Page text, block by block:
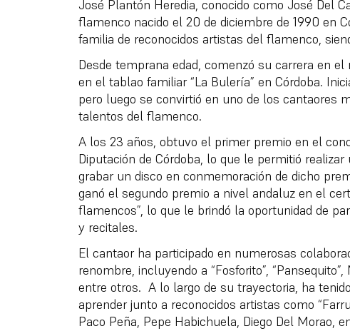
José Plantón Heredia, conocido como José Del
flamenco nacido el 20 de diciembre de 1990 en
familia de reconocidos artistas del flamenco,
Desde temprana edad, comenzó su carrera en
en el tablao familiar “La Bulería” en Córdoba.
pero luego se convirtió en uno de los cantaores
talentos del flamenco.
A los 23 años, obtuvo el primer premio en el
Diputación de Córdoba, lo que le permitió
grabar un disco en conmemoración de dicho
ganó el segundo premio a nivel andaluz en el
flamencos”, lo que le brindó la oportunidad de
y recitales.
El cantaor ha participado en numerosas
renombre, incluyendo a “Fosforito”,
entre otros. A lo largo de su trayectoria, ha
aprender junto a reconocidos artistas como
Paco Peña, Pepe Habichuela, Diego Del Morao,